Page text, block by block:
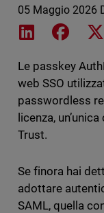
05 Maggio 2026
Share on
Le passkey
web SSO
passwordless
licenza,
Trust.
Se finora hai
adottare
SAML, quella